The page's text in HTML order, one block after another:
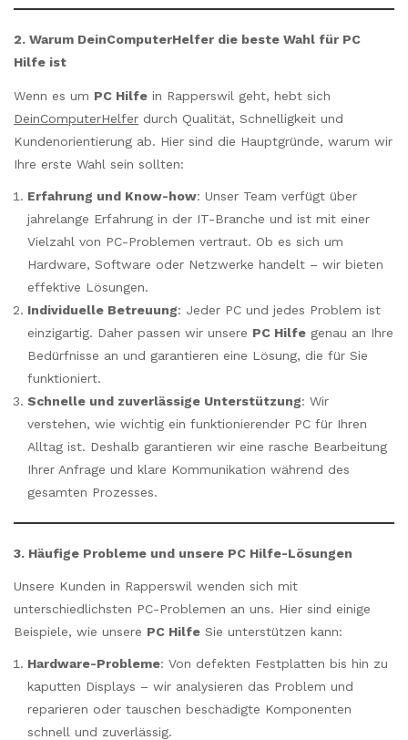
2. Warum DeinComputerHelfer die beste Wahl für PC
Hilfe ist
Wenn es um PC Hilfe in Rapperswil geht, hebt sich
DeinComputerHelfer durch Qualität, Schnelligkeit und
Kundenorientierung ab. Hier sind die Hauptgründe, warum wir
Ihre erste Wahl sein sollten:
Erfahrung und Know-how: Unser Team verfügt über
jahrelange Erfahrung in der IT-Branche und ist mit einer
Vielzahl von PC-Problemen vertraut. Ob es sich um
Hardware, Software oder Netzwerke handelt – wir bieten
effektive Lösungen.
Individuelle Betreuung: Jeder PC und jedes Problem ist
einzigartig. Daher passen wir unsere PC Hilfe genau an Ihre
Bedürfnisse an und garantieren eine Lösung, die für Sie
funktioniert.
Schnelle und zuverlässige Unterstützung: Wir
verstehen, wie wichtig ein funktionierender PC für Ihren
Alltag ist. Deshalb garantieren wir eine rasche Bearbeitung
Ihrer Anfrage und klare Kommunikation während des
gesamten Prozesses.
3. Häufige Probleme und unsere PC Hilfe-Lösungen
Unsere Kunden in Rapperswil wenden sich mit
unterschiedlichsten PC-Problemen an uns. Hier sind einige
Beispiele, wie unsere PC Hilfe Sie unterstützen kann:
Hardware-Probleme: Von defekten Festplatten bis hin zu
kaputten Displays – wir analysieren das Problem und
reparieren oder tauschen beschädigte Komponenten
schnell und zuverlässig.